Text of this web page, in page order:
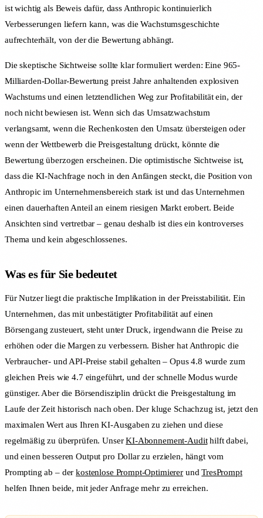
ist wichtig als Beweis dafür, dass Anthropic kontinuierlich
Verbesserungen liefern kann, was die Wachstumsgeschichte
aufrechterhält, von der die Bewertung abhängt.
Die skeptische Sichtweise sollte klar formuliert werden: Eine 965-
Milliarden-Dollar-Bewertung preist Jahre anhaltenden explosiven
Wachstums und einen letztendlichen Weg zur Profitabilität ein, der
noch nicht bewiesen ist. Wenn sich das Umsatzwachstum
verlangsamt, wenn die Rechenkosten den Umsatz übersteigen oder
wenn der Wettbewerb die Preisgestaltung drückt, könnte die
Bewertung überzogen erscheinen. Die optimistische Sichtweise ist,
dass die KI-Nachfrage noch in den Anfängen steckt, die Position von
Anthropic im Unternehmensbereich stark ist und das Unternehmen
einen dauerhaften Anteil an einem riesigen Markt erobert. Beide
Ansichten sind vertretbar – genau deshalb ist dies ein kontroverses
Thema und kein abgeschlossenes.
Was es für Sie bedeutet
Für Nutzer liegt die praktische Implikation in der Preisstabilität. Ein
Unternehmen, das mit unbestätigter Profitabilität auf einen
Börsengang zusteuert, steht unter Druck, irgendwann die Preise zu
erhöhen oder die Margen zu verbessern. Bisher hat Anthropic die
Verbraucher- und API-Preise stabil gehalten – Opus 4.8 wurde zum
gleichen Preis wie 4.7 eingeführt, und der schnelle Modus wurde
günstiger. Aber die Börsendisziplin drückt die Preisgestaltung im
Laufe der Zeit historisch nach oben. Der kluge Schachzug ist, jetzt den
maximalen Wert aus Ihren KI-Ausgaben zu ziehen und diese
regelmäßig zu überprüfen. UnserKI-Abonnement-Audithilft dabei,
und einen besseren Output pro Dollar zu erzielen, hängt vom
Prompting ab – derkostenlose Prompt-OptimiererundTresPrompt
helfen Ihnen beide, mit jeder Anfrage mehr zu erreichen.